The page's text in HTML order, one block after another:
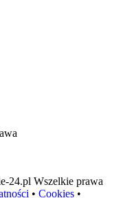
24.pl Wszelkie prawa
• Cookies •